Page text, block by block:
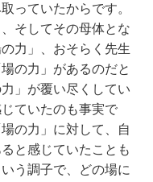
っていたからです。
そしてその母体とな
力」、おそらく先生
の力」があるのだと
」が覆い尽くしてい
ていたのも事実で
の力」に対して、自
と感じていたことも
う調子で、どの場に